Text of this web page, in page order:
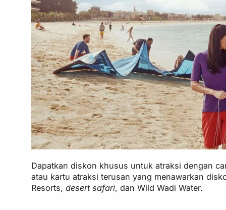
Dapatkan diskon khusus untuk atraksi dengan
atau kartu atraksi terusan yang menawarkan
Resorts,desert safari, dan Wild Wadi Water.